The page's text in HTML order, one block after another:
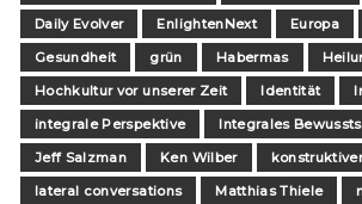
Daily Evolver
EnlightenNext Europa
Gesundheit
grün Habermas
Hochkultur vor unserer Zeit
Identität
integrale Perspektive
Integrales
Jeff Salzman
Ken Wilber
lateral conversations
Matthias Thiele